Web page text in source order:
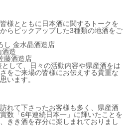
様とともに日本酒に関するトークを
らピックアップした3種類の地酒をご
し 金水晶酒造店
造
藤酒造店
して、日々の活動内容や県産酒をは
をご来場の皆様にお伝えする貴重な
います。
れて下さったお客様も多く、県産酒
数「6年連続日本一」に輝いたことを
きき酒を存分に楽しまれておりまし